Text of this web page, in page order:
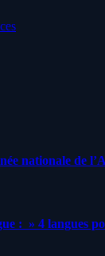
nationale de
: » 4 langues